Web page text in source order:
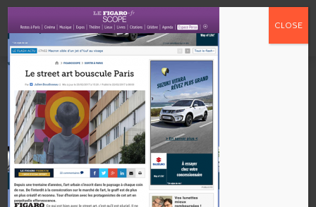
Figaroscope
par admin|Mar 1, 2017
CLOSE